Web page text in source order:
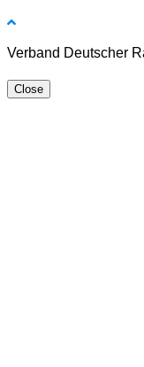
Verband Deutscher
Close